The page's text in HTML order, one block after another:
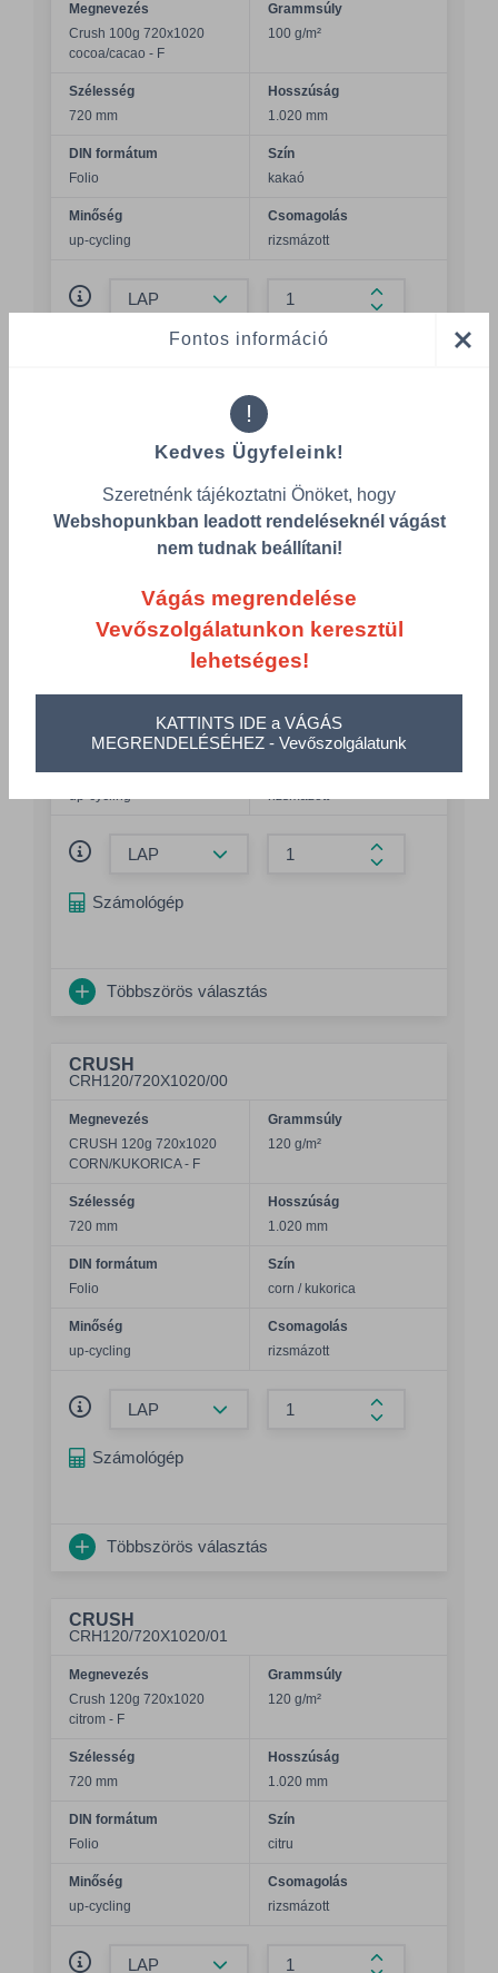
Megnevezés
Crush 100g 720x1020
cocoa/cacao - F
Grammsúly
100 g/m²
Szélesség
720 mm
Hosszúság
1.020 mm
DIN formátum
Folio
Szín
kakaó
Minőség
up-cycling
Csomagolás
rizsmázott
Összeg
Számológép
Többszörös választás
CRH100/720X1020/59
Crush 100g 720x1020
100 g/m²
1.020 mm
Folio
coconut
Minőség
up-cycling
Csomagolás
rizsmázott
Összeg
Számológép
Többszörös választás
CRUSH
CRH120/720X1020/00
Megnevezés
CRUSH 120g 720x1020
CORN/KUKORICA - F
Grammsúly
120 g/m²
Szélesség
720 mm
Hosszúság
1.020 mm
DIN formátum
Folio
Szín
corn / kukorica
Minőség
up-cycling
Csomagolás
rizsmázott
Összeg
Számológép
Többszörös választás
CRUSH
CRH120/720X1020/01
Megnevezés
Crush 120g 720x1020
citrom - F
Grammsúly
120 g/m²
Szélesség
720 mm
Hosszúság
1.020 mm
DIN formátum
Folio
Szín
citru
Minőség
up-cycling
Csomagolás
rizsmázott
Fontos információ
!
Kedves Ügyfeleink!
Szeretnénk tájékoztatni Önöket, hogy
Webshopunkban leadott rendeléseknél vágást
nem tudnak beállítani!
Vágás megrendelése
Vevőszolgálatunkon keresztül
lehetséges!
KATTINTS IDE a VÁGÁS
MEGRENDELÉSÉHEZ - Vevőszolgálatunk